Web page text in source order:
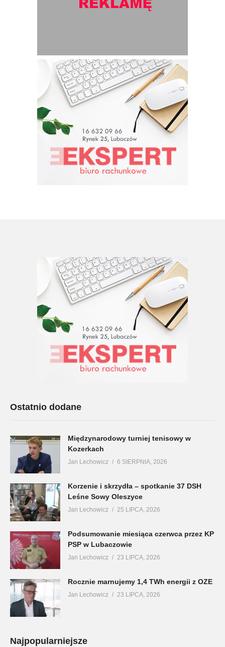
Ostatnio dodane
Międzynarodowy turniej tenisowy w
Kozerkach
Jan Lechowicz 6 SIERPNIA, 2026
Korzenie i skrzydła – spotkanie 37 DSH
Leśne Sowy Oleszyce
Jan Lechowicz 25 LIPCA, 2026
Podsumowanie miesiąca czerwca przez KP
PSP w Lubaczowie
Jan Lechowicz 23 LIPCA, 2026
Rocznie marnujemy 1,4 TWh energii z OZE
Jan Lechowicz 23 LIPCA, 2026
Najpopularniejsze